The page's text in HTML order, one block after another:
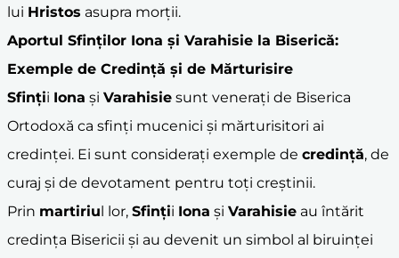
lui Hristos asupra morții.
Aportul Sfinților Iona și Varahisie la Biserică:
Exemple de Credință și de Mărturisire
Sfinții Iona și Varahisie sunt venerați de Biserica
Ortodoxă ca sfinți mucenici și mărturisitori ai
credinței. Ei sunt considerați exemple de credință, de
curaj și de devotament pentru toți creștinii.
Prin martiriul lor, Sfinții Iona și Varahisie au întărit
credința Bisericii și au devenit un simbol al biruinței